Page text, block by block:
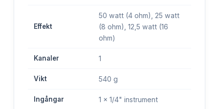
Effekt
50 watt (4 ohm), 25 watt
(8 ohm), 12,5 watt (16
ohm)
Kanaler 1
Vikt 540 g
Ingångar 1 x 1/4" instrument